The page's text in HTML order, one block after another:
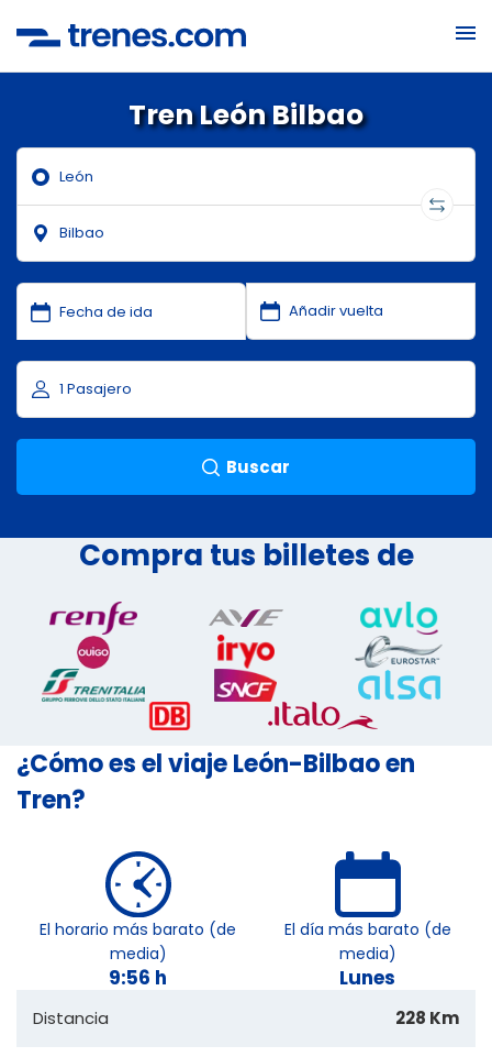
Tren León Bilbao
Buscar
Compra tus billetes de
¿Cómo es el viaje León-Bilbao en
Tren?
El horario más barato (de
media)
9:56 h
El día más barato (de
media)
Lunes
Distancia 228 Km